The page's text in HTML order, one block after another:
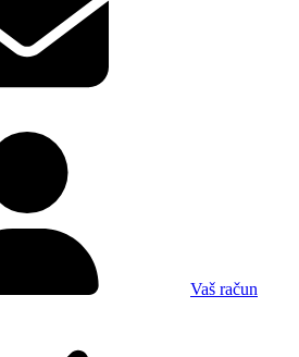
Vaš račun